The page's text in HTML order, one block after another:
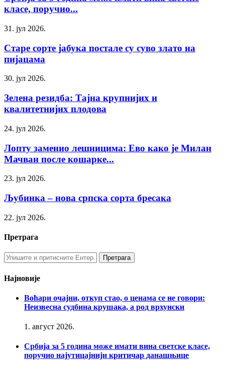
класе, поручио...
31. јул 2026.
Старе сорте јабука постале су суво злато на
пијацама
30. јул 2026.
Зелена резидба: Тајна крупнијих и
квалитетнијих плодова
24. јул 2026.
Лопту заменио лешницима: Ево како је Милан
Мачван после кошарке...
23. јул 2026.
Љубинка – нова српска сорта бресака
22. јул 2026.
Претрага
Најновије
Воћари очајни, откуп стао, о ценама се не говори:
Неизвесна судбина крушака, а род врхунски
1. август 2026.
Србија за 5 година може имати вина светске класе,
поручио најутицајнији критичар данашњице